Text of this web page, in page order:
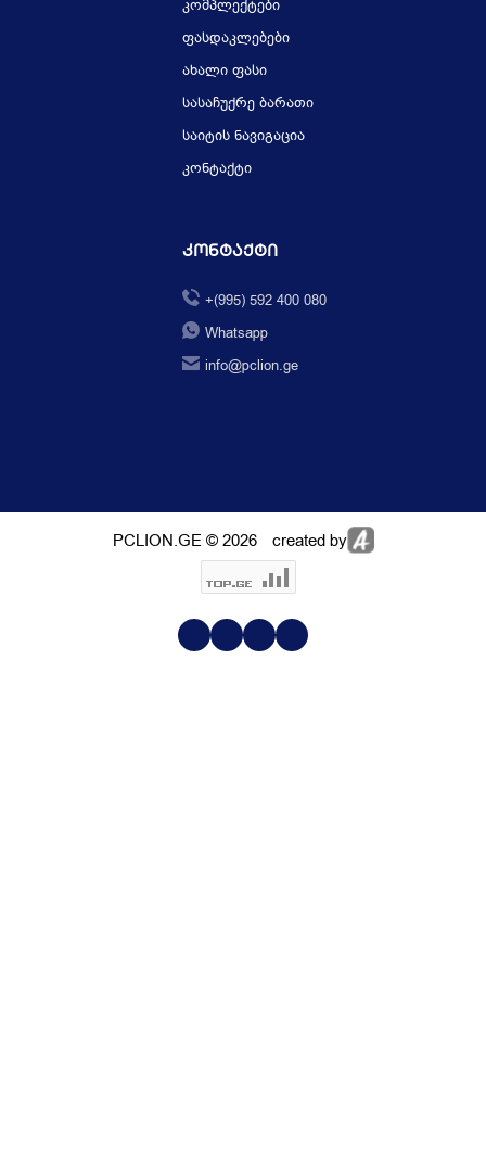
კომპლექტები
ფასდაკლებები
ახალი ფასი
სასაჩუქრე ბარათი
საიტის ნავიგაცია
კონტაქტი
Კონტაქტი
+(995) 592 400 080
Whatsapp
info@pclion.ge
PCLION.GE © 2026 created by